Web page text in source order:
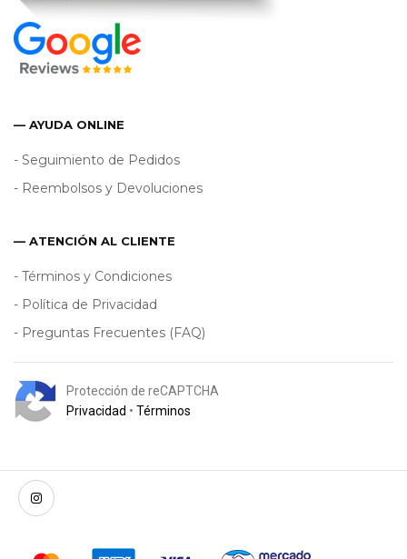
— AYUDA ONLINE
- Seguimiento de Pedidos
- Reembolsos y Devoluciones
— ATENCIÓN AL CLIENTE
- Términos y Condiciones
- Política de Privacidad
- Preguntas Frecuentes (FAQ)
Protección de reCAPTCHA
Privacidad • Términos